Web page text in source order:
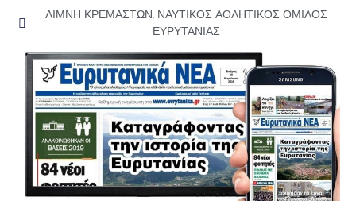
ΛΙΜΝΗ ΚΡΕΜΑΣΤΩΝ, ΝΑΥΤΙΚΟΣ ΑΘΛΗΤΙΚΟΣ ΟΜΙΛΟΣ
ΕΥΡΥΤΑΝΙΑΣ